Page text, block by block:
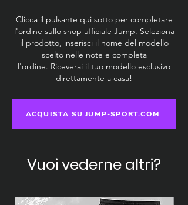
Clicca il pulsante qui sotto per completare
l'ordine sullo shop ufficiale Jump. Seleziona
il prodotto, inserisci il nome del modello
scelto nelle note e completa
l'ordine. Riceverai il tuo modello esclusivo
direttamente a casa!
ACQUISTA SU JUMP-SPORT.COM
Vuoi vederne altri?